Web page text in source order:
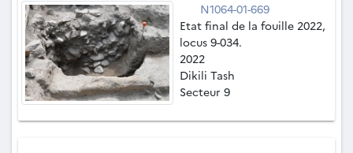
N1064-01-669
Etat final de la fouille 2022,
locus 9-034.
2022
Dikili Tash
Secteur 9